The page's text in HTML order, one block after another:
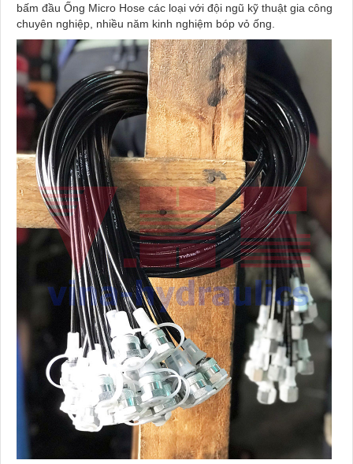
bấm đầu Ống Micro Hose các loại với đội ngũ kỹ thuật gia công
chuyên nghiệp, nhiều năm kinh nghiệm bóp vỏ ống.